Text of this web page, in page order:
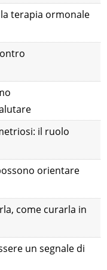
terapia ormonale
il ruolo
orientare
come curarla in
un segnale di